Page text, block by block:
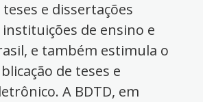
e dissertações
de ensino e
e também estimula o
de teses e
A BDTD, em